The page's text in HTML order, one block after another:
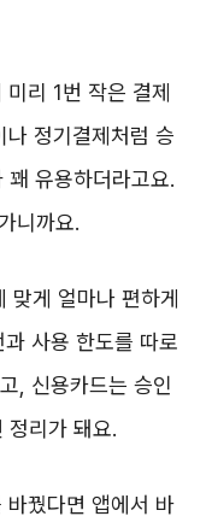
리 1번 작은 결제
정기결제처럼 승
유용하더라고요.
니까요.
맞게 얼마나 편하게
사용 한도를 따로
, 신용카드는 승인
정리가 돼요.
바꿨다면 앱에서 바